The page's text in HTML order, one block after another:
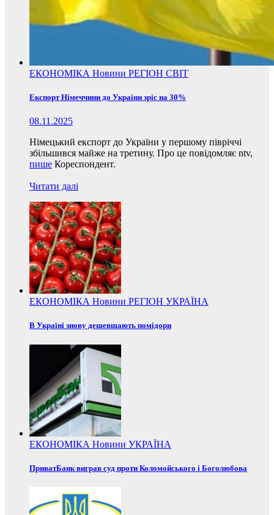
ЕКОНОМІКА Новини РЕГІОН СВІТ
Експорт Німеччини до України зріс на 30%
08.11.2025
Німецький експорт до України у першому півріччі
збільшився майже на третину. Про це повідомляє ntv,
пише Кореспондент.
Читати далі
ЕКОНОМІКА Новини РЕГІОН УКРАЇНА
В Україні знову дешевшають помідори
ЕКОНОМІКА Новини УКРАЇНА
ПриватБанк виграв суд проти Коломойського і Боголюбова